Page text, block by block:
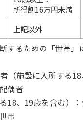
所得割16万円未満
上記以外
するための「世帯」
（施設に入所する
偶者
18、19歳を含む）
帯